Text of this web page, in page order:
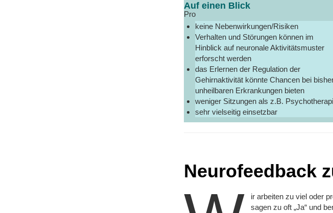
Auf einen Blick
Pro
keine Nebenwirkungen/Risiken
Verhalten und Störungen können im
Hinblick auf neuronale Aktivitätsmuster
erforscht werden
das Erlernen der Regulation der
Gehirnaktivität könnte Chancen bei
unheilbaren Erkrankungen bieten
weniger Sitzungen als z.B.
sehr vielseitig einsetzbar
Neurofeedback
ir arbeiten zu viel oder
sagen zu oft „Ja“ und